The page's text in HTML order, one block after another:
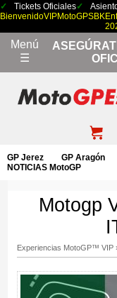
Tickets Oficiales
BienvenidoVIPMotoGPSBK
Menú
☰
GP Jerez GP Aragón
NOTICIAS MotoGP
Motogp
Experiencias MotoGP™ VIP